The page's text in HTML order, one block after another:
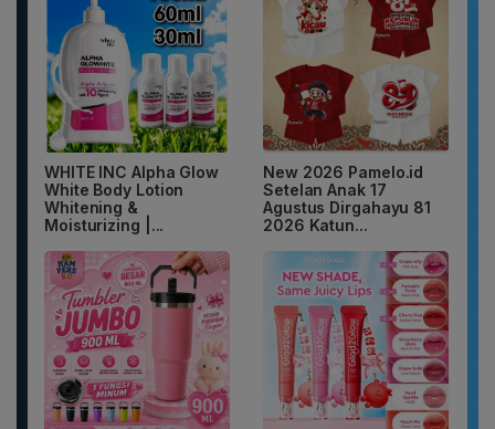
WHITE INC Alpha Glow
White Body Lotion
Whitening &
Moisturizing |...
New 2026 Pamelo.id
Setelan Anak 17
Agustus Dirgahayu 81
2026 Katun...